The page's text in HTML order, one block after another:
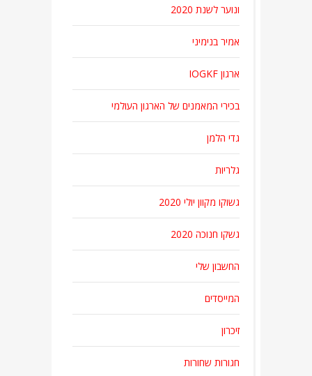
ונוער לשנת 2020
אמיר בנימיני
ארגון IOGKF
בכירי המאמנים של הארגון העולמי
גדי הלמן
גלריות
גשוקו מקוון יולי 2020
גשקו חנוכה 2020
החשבון שלי
המייסדים
זיכרון
חגורות שחורות